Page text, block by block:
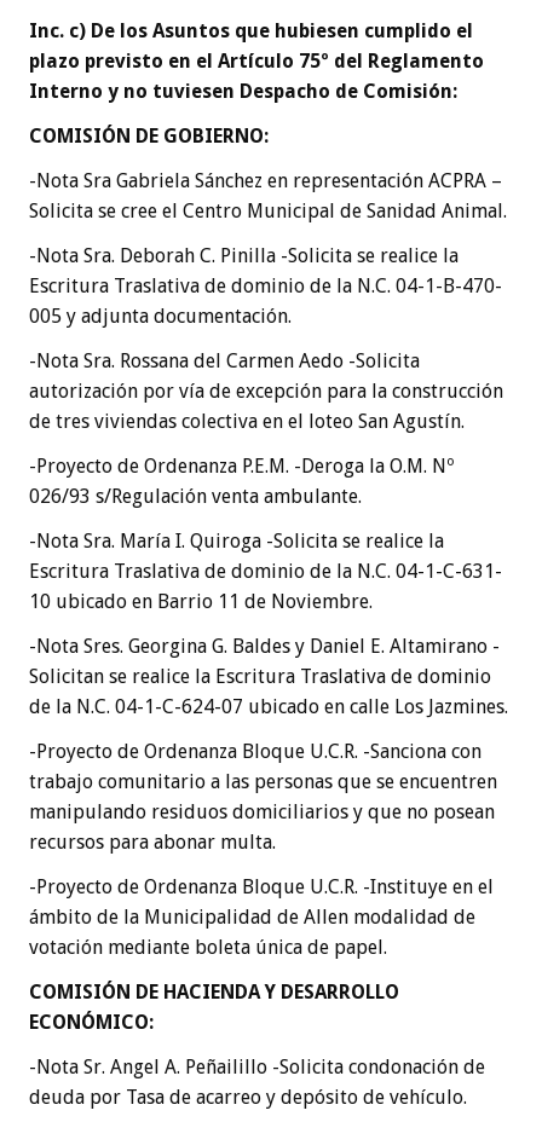
Inc. c) De los Asuntos que hubiesen cumplido el
plazo previsto en el Artículo 75º del Reglamento
Interno y no tuviesen Despacho de Comisión:
COMISIÓN DE GOBIERNO:
-Nota Sra Gabriela Sánchez en representación ACPRA –
Solicita se cree el Centro Municipal de Sanidad Animal.
-Nota Sra. Deborah C. Pinilla -Solicita se realice la
Escritura Traslativa de dominio de la N.C. 04-1-B-470-
005 y adjunta documentación.
-Nota Sra. Rossana del Carmen Aedo -Solicita
autorización por vía de excepción para la construcción
de tres viviendas colectiva en el loteo San Agustín.
-Proyecto de Ordenanza P.E.M. -Deroga la O.M. Nº
026/93 s/Regulación venta ambulante.
-Nota Sra. María I. Quiroga -Solicita se realice la
Escritura Traslativa de dominio de la N.C. 04-1-C-631-
10 ubicado en Barrio 11 de Noviembre.
-Nota Sres. Georgina G. Baldes y Daniel E. Altamirano -
Solicitan se realice la Escritura Traslativa de dominio
de la N.C. 04-1-C-624-07 ubicado en calle Los Jazmines.
-Proyecto de Ordenanza Bloque U.C.R. -Sanciona con
trabajo comunitario a las personas que se encuentren
manipulando residuos domiciliarios y que no posean
recursos para abonar multa.
-Proyecto de Ordenanza Bloque U.C.R. -Instituye en el
ámbito de la Municipalidad de Allen modalidad de
votación mediante boleta única de papel.
COMISIÓN DE HACIENDA Y DESARROLLO
ECONÓMICO:
-Nota Sr. Angel A. Peñailillo -Solicita condonación de
deuda por Tasa de acarreo y depósito de vehículo.